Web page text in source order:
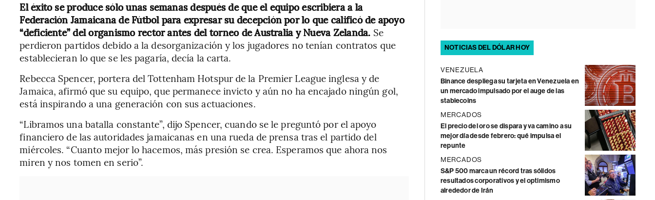
El éxito se produce sólo unas semanas después de que el equipo escribiera a la
Federación Jamaicana de Fútbol para expresar su decepción por lo que calificó de apoyo
“deficiente” del organismo rector antes del torneo de Australia y Nueva Zelanda. Se
perdieron partidos debido a la desorganización y los jugadores no tenían contratos que
establecieran lo que se les pagaría, decía la carta.
Rebecca Spencer, portera del Tottenham Hotspur de la Premier League inglesa y de
Jamaica, afirmó que su equipo, que permanece invicto y aún no ha encajado ningún gol,
está inspirando a una generación con sus actuaciones.
“Libramos una batalla constante”, dijo Spencer, cuando se le preguntó por el apoyo
financiero de las autoridades jamaicanas en una rueda de prensa tras el partido del
miércoles. “Cuanto mejor lo hacemos, más presión se crea. Esperamos que ahora nos
miren y nos tomen en serio”.
NOTICIAS DEL DÓLAR HOY
VENEZUELA
Binance despliega su tarjeta en Venezuela en
un mercado impulsado por el auge de las
stablecoins
MERCADOS
El precio del oro se dispara y va camino a su
mejor día desde febrero: qué impulsa el
repunte
MERCADOS
S&P 500 marca un récord tras sólidos
resultados corporativos y el optimismo
alrededor de Irán